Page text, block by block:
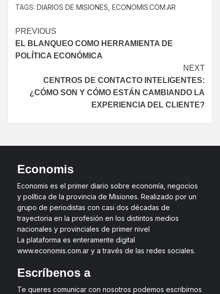
TAGS: DIARIOS DE MISIONES ECONOMIS.COM.AR
PREVIOUS
EL BLANQUEO COMO HERRAMIENTA DE
POLÍTICA ECONÓMICA
NEXT
CENTROS DE CONTACTO INTELIGENTES:
¿CÓMO SON Y CÓMO ESTÁN CAMBIANDO LA
EXPERIENCIA DEL CLIENTE?
Economis
Economis es el primer diario sobre economía, negocios
y política de la provincia de Misiones. Realizado por un
grupo de periodistas con casi dos décadas de
trayectoria en la profesión en los distintos medios
nacionales y provinciales de primer nivel
La plataforma es enteramente digital
www.economis.com.ar y a través de las redes sociales.
Escríbenos a
Te queres comunicar con nosotros podemos escribirnos